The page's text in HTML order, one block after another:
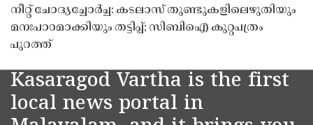
നീറ്റ് ചോദ്യച്ചോർച്ച: കടലാസ് തുണ്ടുകളിലെഴുതിയും
മനഃപാഠമാക്കിയും തട്ടിപ്പ്; സിബിഐ കുറ്റപത്രം
പുറത്ത്
Kasaragod Vartha is the first
local news portal in